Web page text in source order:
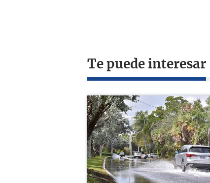
Te puede interesar